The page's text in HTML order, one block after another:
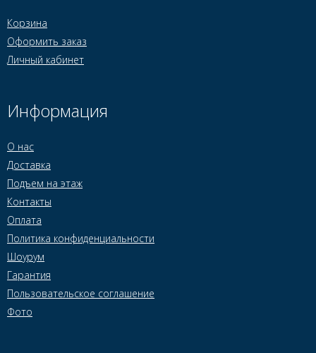
Корзина
Оформить заказ
Личный кабинет
Информация
О нас
Доставка
Подъем на этаж
Контакты
Оплата
Политика конфиденциальности
Шоурум
Гарантия
Пользовательское соглашение
Фото